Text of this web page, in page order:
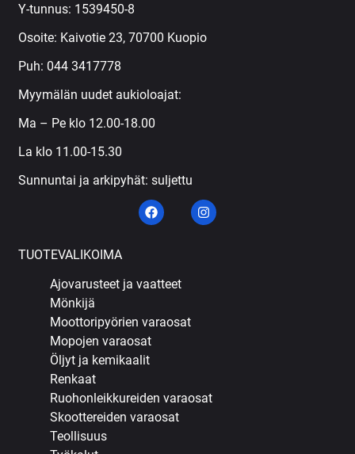
Y-tunnus: 1539450-8
Osoite: Kaivotie 23, 70700 Kuopio
Puh: 044 3417778
Myymälän uudet aukioloajat:
Ma – Pe klo 12.00-18.00
La klo 11.00-15.30
Sunnuntai ja arkipyhät: suljettu
TUOTEVALIKOIMA
Ajovarusteet ja vaatteet
Mönkijä
Moottoripyörien varaosat
Mopojen varaosat
Öljyt ja kemikaalit
Renkaat
Ruohonleikkureiden varaosat
Skoottereiden varaosat
Teollisuus